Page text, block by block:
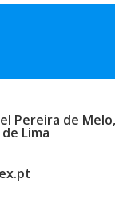
Pereira de
Lima